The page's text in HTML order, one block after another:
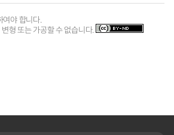
여야 합니다.
형 또는 가공할 수 없습니다.